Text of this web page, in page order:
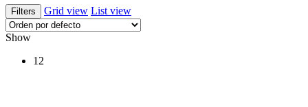
Filters Grid view List view
Show
12